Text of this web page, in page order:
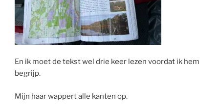
En ik moet de tekst wel drie keer lezen voordat ik hem
begrijp.
Mijn haar wappert alle kanten op.